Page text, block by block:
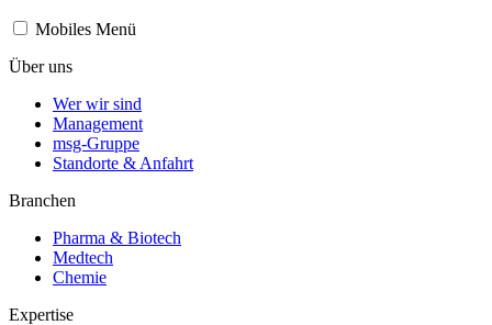
Mobiles Menü
Über uns
Wer wir sind
Management
msg-Gruppe
Standorte & Anfahrt
Branchen
Pharma & Biotech
Medtech
Chemie
Expertise